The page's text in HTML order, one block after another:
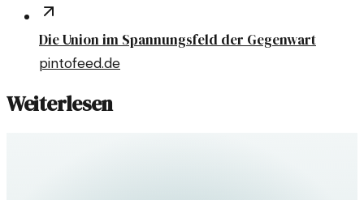
Die Union im Spannungsfeld der Gegenwart
pintofeed.de
Weiterlesen